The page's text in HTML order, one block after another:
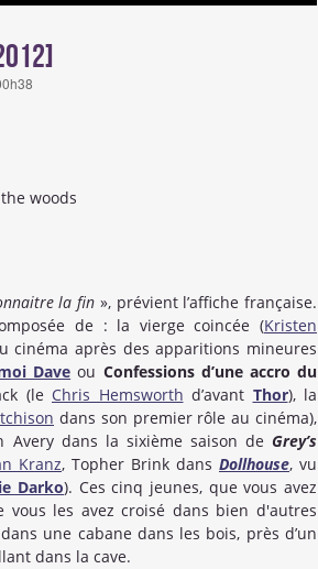
la fin », prévient l’affiche française.
de : la vierge coincée (Kristen
après des apparitions mineures
Dave ou Confessions d’une accro du
(le Chris Hemsworth d’avant Thor), la
dans son premier rôle au cinéma),
Avery dans la sixième saison de Grey’s
Kranz, Topher Brink dans Dollhouse, vu
Darko). Ces cinq jeunes, que vous avez
les avez croisé dans bien d'autres
une cabane dans les bois, près d’un
dans la cave.